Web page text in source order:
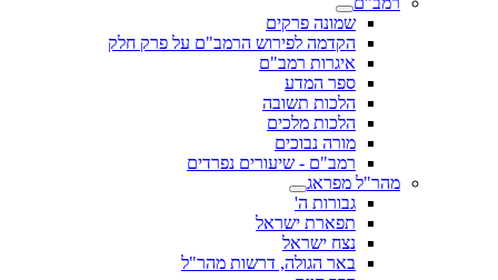
שמונה פרקים
הקדמה לפירוש הרמב"ם על פרק חלק
איגרות רמב"ם
ספר המדע
הלכות תשובה
הלכות מלכים
מורה נבוכים
רמב"ם - שיעורים נפרדים
מהר"ל מפראג
גבורות ה'
תפארת ישראל
נצח ישראל
באר הגולה, דרשות מהר"ל